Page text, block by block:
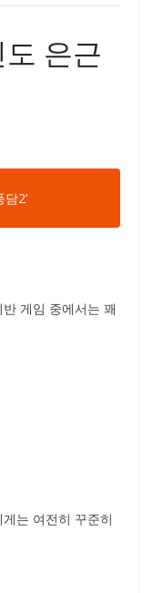
도 은근
2’
게임 중에서는 꽤
는 여전히 꾸준히